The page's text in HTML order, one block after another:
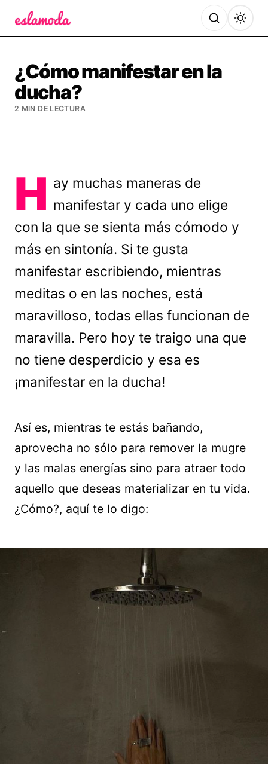
¿Cómo manifestar en la
ducha?
2 MIN DE LECTURA
H ay muchas maneras de
manifestar y cada uno elige
con la que se sienta más cómodo y
más en sintonía. Si te gusta
manifestar escribiendo, mientras
meditas o en las noches, está
maravilloso, todas ellas funcionan de
maravilla. Pero hoy te traigo una que
no tiene desperdicio y esa es
¡manifestar en la ducha!
Así es, mientras te estás bañando,
aprovecha no sólo para remover la mugre
y las malas energías sino para atraer todo
aquello que deseas materializar en tu vida.
¿Cómo?, aquí te lo digo: